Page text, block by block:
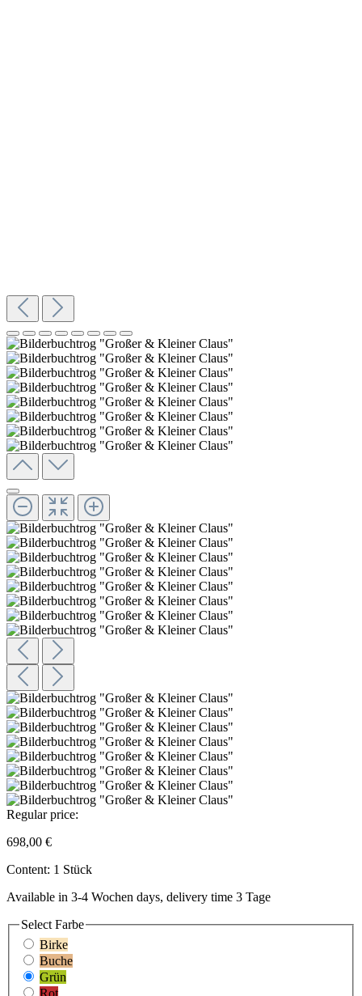
Regular price:
698,00 €
Content: 1 Stück
Available in 3-4 Wochen days, delivery time 3 Tage
Select Farbe
Birke
Buche
Grün